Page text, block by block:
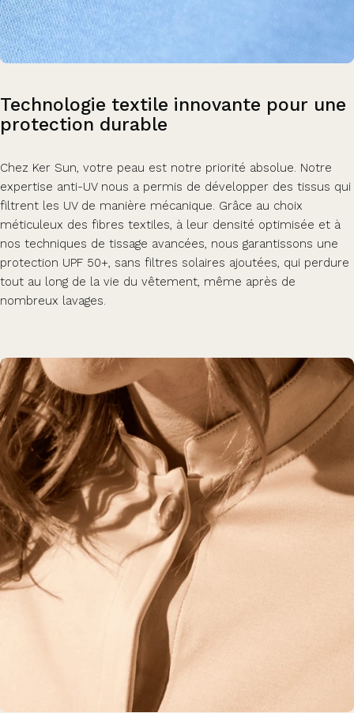
Technologie textile innovante pour une
protection durable
Chez Ker Sun, votre peau est notre priorité absolue. Notre
expertise anti-UV nous a permis de développer des tissus qui
filtrent les UV de manière mécanique. Grâce au choix
méticuleux des fibres textiles, à leur densité optimisée et à
nos techniques de tissage avancées, nous garantissons une
protection UPF 50+, sans filtres solaires ajoutées, qui perdure
tout au long de la vie du vêtement, même après de
nombreux lavages.